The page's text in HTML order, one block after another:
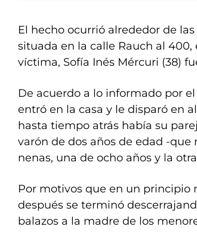
El hecho ocurrió alrededor de
situada en la calle Rauch al
víctima, Sofía Inés Mércuri (38)
De acuerdo a lo informado por
entró en la casa y le disparó en
hasta tiempo atrás había su
varón de dos años de edad -
nenas, una de ocho años y la
Por motivos que en un principio
después se terminó
balazos a la madre de los